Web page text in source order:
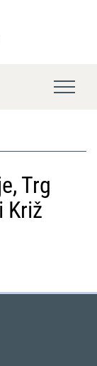
Trg
Križ